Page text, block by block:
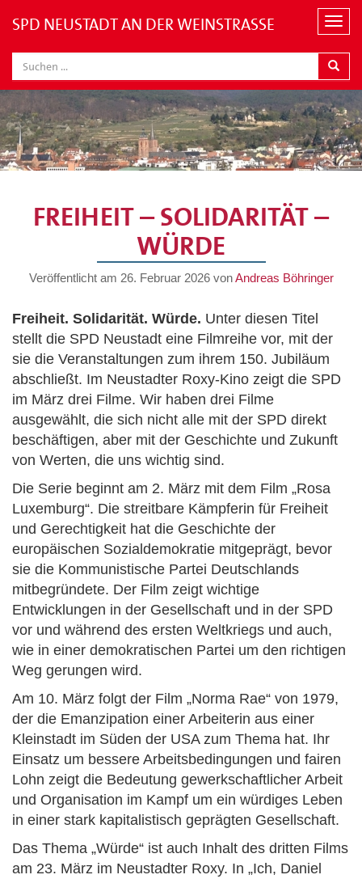
N
v
i
g
a
t
i
o
SPD NEUSTADT AN DER WEINSTRASSE
FREIHEIT – SOLIDARITÄT –
WÜRDE
Veröffentlicht am 26. Februar 2026vonAndreas Böhringer
Freiheit. Solidarität. Würde. Unter diesen Titel
stellt die SPD Neustadt eine Filmreihe vor, mit der
sie die Veranstaltungen zum ihrem 150. Jubiläum
abschließt. Im Neustadter Roxy-Kino zeigt die SPD
im März drei Filme. Wir haben drei Filme
ausgewählt, die sich nicht alle mit der SPD direkt
beschäftigen, aber mit der Geschichte und Zukunft
von Werten, die uns wichtig sind.
Die Serie beginnt am 2. März mit dem Film „Rosa
Luxemburg“. Die streitbare Kämpferin für Freiheit
und Gerechtigkeit hat die Geschichte der
europäischen Sozialdemokratie mitgeprägt, bevor
sie die Kommunistische Partei Deutschlands
mitbegründete. Der Film zeigt wichtige
Entwicklungen in der Gesellschaft und in der SPD
vor und während des ersten Weltkriegs und auch,
wie in einer demokratischen Partei um den richtigen
Weg gerungen wird.
Am 10. März folgt der Film „Norma Rae“ von 1979,
der die Emanzipation einer Arbeiterin aus einer
Kleinstadt im Süden der USA zum Thema hat. Ihr
Einsatz um bessere Arbeitsbedingungen und fairen
Lohn zeigt die Bedeutung gewerkschaftlicher Arbeit
und Organisation im Kampf um ein würdiges Leben
in einer stark kapitalistisch geprägten Gesellschaft.
Das Thema „Würde“ ist auch Inhalt des dritten Films
am 23. März im Neustadter Roxy. In „Ich, Daniel